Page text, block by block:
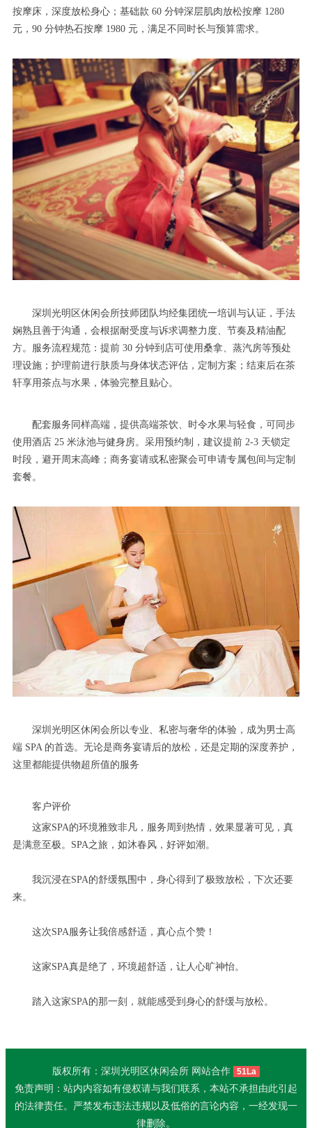
按摩床，深度放松身心；基础款 60 分钟深层肌肉放松按摩 1280
元，90 分钟热石按摩 1980 元，满足不同时长与预算需求。
深圳光明区休闲会所技师团队均经集团统一培训与认证，手法
娴熟且善于沟通，会根据耐受度与诉求调整力度、节奏及精油配
方。服务流程规范：提前 30 分钟到店可使用桑拿、蒸汽房等预处
理设施；护理前进行肤质与身体状态评估，定制方案；结束后在茶
轩享用茶点与水果，体验完整且贴心。
配套服务同样高端，提供高端茶饮、时令水果与轻食，可同步
使用酒店 25 米泳池与健身房。采用预约制，建议提前 2-3 天锁定
时段，避开周末高峰；商务宴请或私密聚会可申请专属包间与定制
套餐。
深圳光明区休闲会所以专业、私密与奢华的体验，成为男士高
端 SPA 的首选。无论是商务宴请后的放松，还是定期的深度养护，
这里都能提供物超所值的服务
客户评价
这家SPA的环境雅致非凡，服务周到热情，效果显著可见，真
是满意至极。SPA之旅，如沐春风，好评如潮。
我沉浸在SPA的舒缓氛围中，身心得到了极致放松，下次还要
来。
这次SPA服务让我倍感舒适，真心点个赞！
这家SPA真是绝了，环境超舒适，让人心旷神怡。
踏入这家SPA的那一刻，就能感受到身心的舒缓与放松。
版权所有：深圳光明区休闲会所 网站合作 51La
免责声明：站内内容如有侵权请与我们联系，本站不承担由此引起
的法律责任。严禁发布违法违规以及低俗的言论内容，一经发现一
律删除。